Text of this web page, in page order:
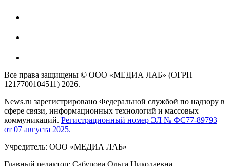
Все права защищены © ООО «МЕДИА ЛАБ» (ОГРН
1217700104511) 2026.
News.ru зарегистрировано Федеральной службой по надзору в
сфере связи, информационных технологий и массовых
коммуникаций. Регистрационный номер ЭЛ № ФС77-89793
от 07 августа 2025.
Учредитель: ООО «МЕДИА ЛАБ»